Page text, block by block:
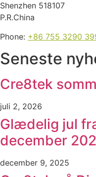
Shenzhen 518107
P.R.China
Phone: +86 755 3290
Seneste
Cre8tek
juli 2, 2026
Glædelig jul
december
december 9, 2025